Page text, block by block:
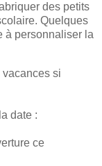
des petits
Quelques
à personnaliser la
si
date :
ce